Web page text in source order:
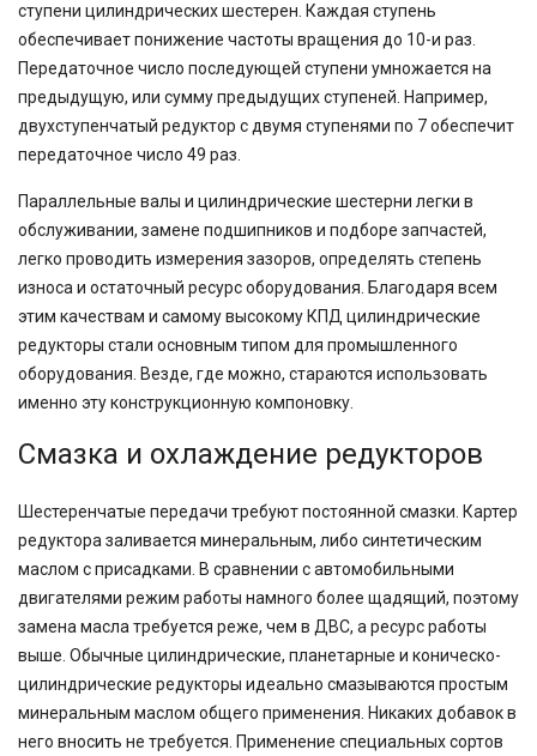
ступени цилиндрических шестерен. Каждая ступень
обеспечивает понижение частоты вращения до 10-и раз.
Передаточное число последующей ступени умножается на
предыдущую, или сумму предыдущих ступеней. Например,
двухступенчатый редуктор с двумя ступенями по 7 обеспечит
передаточное число 49 раз.
Параллельные валы и цилиндрические шестерни легки в
обслуживании, замене подшипников и подборе запчастей,
легко проводить измерения зазоров, определять степень
износа и остаточный ресурс оборудования. Благодаря всем
этим качествам и самому высокому КПД цилиндрические
редукторы стали основным типом для промышленного
оборудования. Везде, где можно, стараются использовать
именно эту конструкционную компоновку.
Смазка и охлаждение редукторов
Шестеренчатые передачи требуют постоянной смазки. Картер
редуктора заливается минеральным, либо синтетическим
маслом с присадками. В сравнении с автомобильными
двигателями режим работы намного более щадящий, поэтому
замена масла требуется реже, чем в ДВС, а ресурс работы
выше. Обычные цилиндрические, планетарные и коническо-
цилиндрические редукторы идеально смазываются простым
минеральным маслом общего применения. Никаких добавок в
него вносить не требуется. Применение специальных сортов